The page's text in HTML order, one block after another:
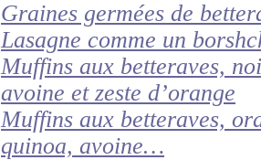
Graines germées de
Lasagne comme un
Muffins aux betteraves,
avoine et zeste d’orange
Muffins aux betteraves,
quinoa, avoine…